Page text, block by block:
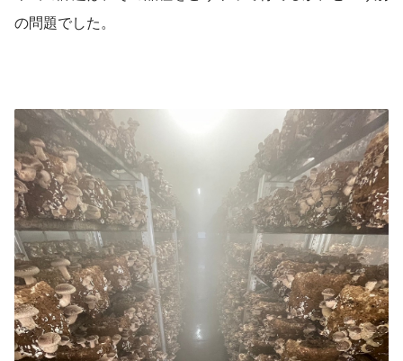
の問題でした。